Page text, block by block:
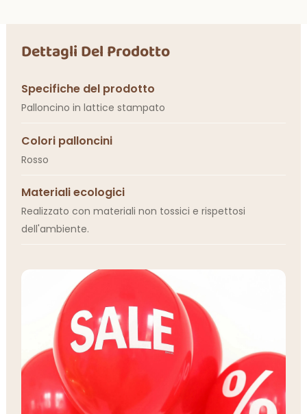
Dettagli Del Prodotto
Specifiche del prodotto
Palloncino in lattice stampato
Colori palloncini
Rosso
Materiali ecologici
Realizzato con materiali non tossici e rispettosi
dell'ambiente.